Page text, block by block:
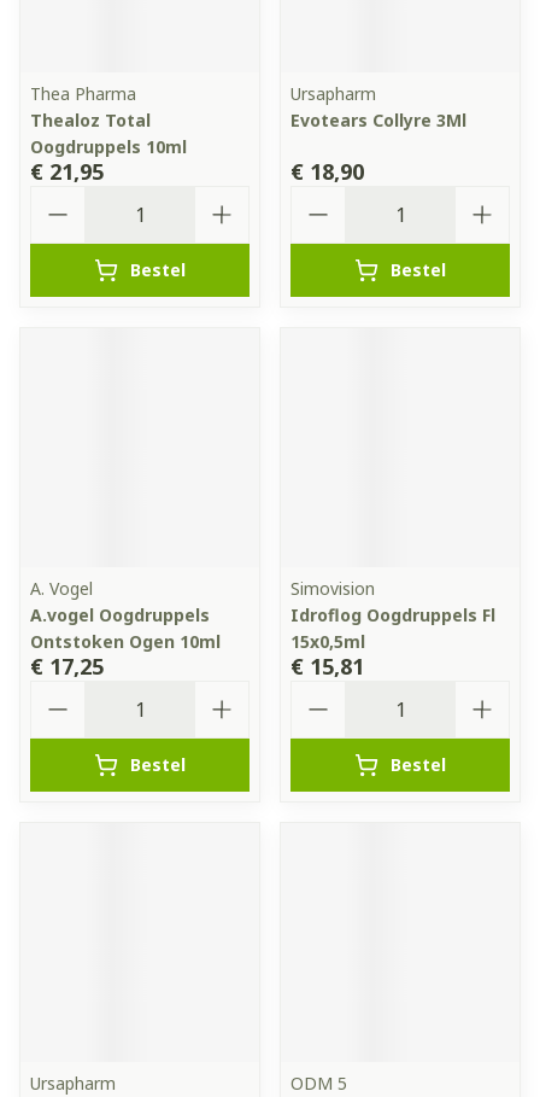
Thea Pharma
Thealoz Total
Oogdruppels 10ml
€ 21,95
Bestel
Ursapharm
Evotears Collyre 3Ml
€ 18,90
Bestel
A. Vogel
A.vogel Oogdruppels
Ontstoken Ogen 10ml
€ 17,25
Bestel
Simovision
Idroflog Oogdruppels Fl
15x0,5ml
€ 15,81
Bestel
Ursapharm
ODM 5